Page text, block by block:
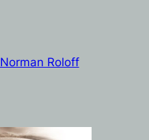
Norman Roloff